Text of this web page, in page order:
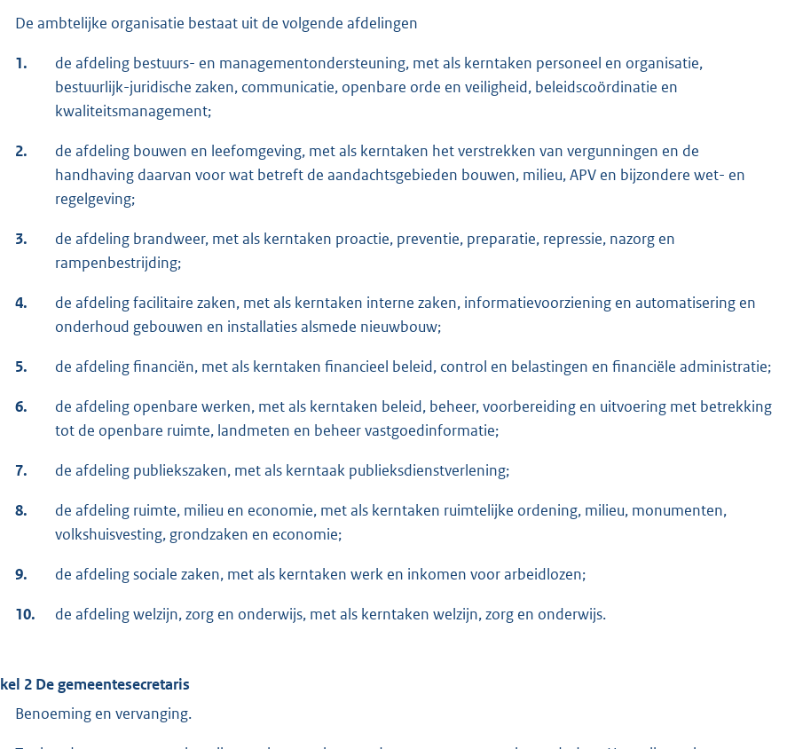
De ambtelijke organisatie bestaat uit de volgende afdelingen
1.
de afdeling bestuurs- en managementondersteuning, met als kerntaken personeel en organisatie,
bestuurlijk-juridische zaken, communicatie, openbare orde en veiligheid, beleidscoördinatie en
kwaliteitsmanagement;
2.
de afdeling bouwen en leefomgeving, met als kerntaken het verstrekken van vergunningen en de
handhaving daarvan voor wat betreft de aandachtsgebieden bouwen, milieu, APV en bijzondere wet- en
regelgeving;
3.
de afdeling brandweer, met als kerntaken proactie, preventie, preparatie, repressie, nazorg en
rampenbestrijding;
4.
de afdeling facilitaire zaken, met als kerntaken interne zaken, informatievoorziening en automatisering en
onderhoud gebouwen en installaties alsmede nieuwbouw;
5. de afdeling financiën, met als kerntaken financieel beleid, control en belastingen en financiële administratie;
6.
de afdeling openbare werken, met als kerntaken beleid, beheer, voorbereiding en uitvoering met betrekking
tot de openbare ruimte, landmeten en beheer vastgoedinformatie;
7. de afdeling publiekszaken, met als kerntaak publieksdienstverlening;
8.
de afdeling ruimte, milieu en economie, met als kerntaken ruimtelijke ordening, milieu, monumenten,
volkshuisvesting, grondzaken en economie;
9. de afdeling sociale zaken, met als kerntaken werk en inkomen voor arbeidlozen;
10. de afdeling welzijn, zorg en onderwijs, met als kerntaken welzijn, zorg en onderwijs.
2 De gemeentesecretaris
Benoeming en vervanging.